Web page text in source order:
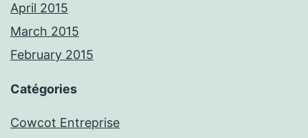
April 2015
March 2015
February 2015
Catégories
Cowcot Entreprise